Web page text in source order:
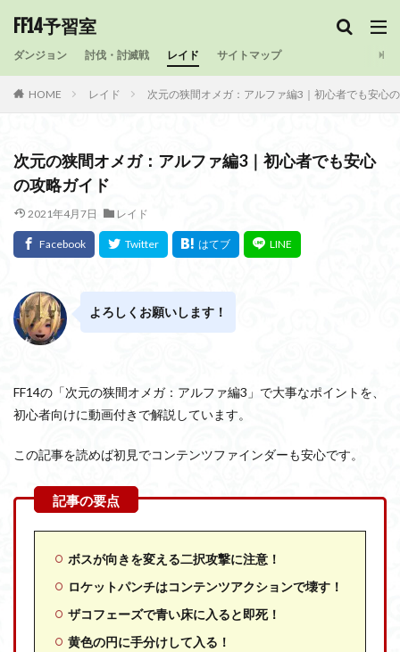
FF14予習室
ダンジョン 討伐・討滅戦 レイド サイトマップ
HOME レイド 次元の狭間オメガ：アルファ編3｜初心者でも安心
次元の狭間オメガ：アルファ編3｜初心者でも安心
の攻略ガイド
2021年4月7日 レイド
よろしくお願いします！
FF14の「次元の狭間オメガ：アルファ編3」で大事なポイントを、
初心者向けに動画付きで解説しています。
この記事を読めば初見でコンテンツファインダーも安心です。
ボスが向きを変える二択攻撃に注意！
ロケットパンチはコンテンツアクションで壊す！
ザコフェーズで青い床に入ると即死！
黄色の円に手分けして入る！